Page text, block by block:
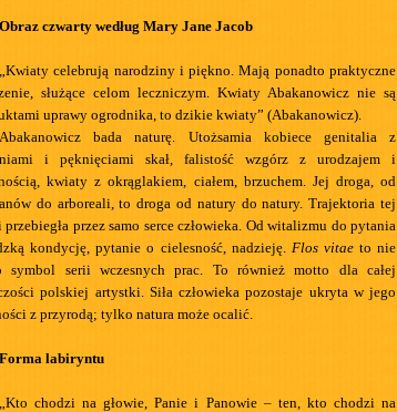
Obraz czwarty według Mary Jane Jacob
„Kwiaty celebrują narodziny i piękno. Mają ponadto praktyczne
służące celom leczniczym. Kwiaty Abakanowicz nie są
uprawy ogrodnika, to dzikie kwiaty” (Abakanowicz).
Abakanowicz bada naturę. Utożsamia kobiece genitalia z
i pęknięciami skał, falistość wzgórz z urodzajem i
kwiaty z okrąglakiem, ciałem, brzuchem. Jej droga, od
do arboreali, to droga od natury do natury. Trajektoria tej
przebiegła przez samo serce człowieka. Od witalizmu do pytania
kondycję, pytanie o cielesność, nadzieję. Flos vitaeto nie
symbol serii wczesnych prac. To również motto dla całej
polskiej artystki. Siła człowieka pozostaje ukryta w jego
z przyrodą; tylko natura może ocalić.
Forma labiryntu
„Kto chodzi na głowie, Panie i Panowie – ten, kto chodzi na